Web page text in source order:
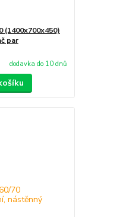
(1400x700x450)
par
dodavka do 10 dnů